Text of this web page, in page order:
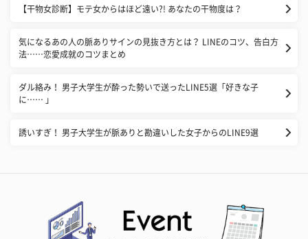
【干物女診断】モテ女からはほど遠い?! あなたの干物度は？
気になるあの人の脈ありサインの見抜き方とは？ LINEのコツ、告白方
法……恋愛成就のコツまとめ
ダル絡み！ 男子大学生が酔った勢いで送ったLINE5選「好きな子
に…… 」
誘いすぎ！ 男子大学生が脈ありと勘違いした女子からのLINE9選